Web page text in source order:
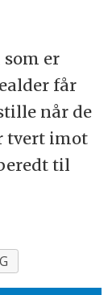
er
får
når de
tvert imot
til